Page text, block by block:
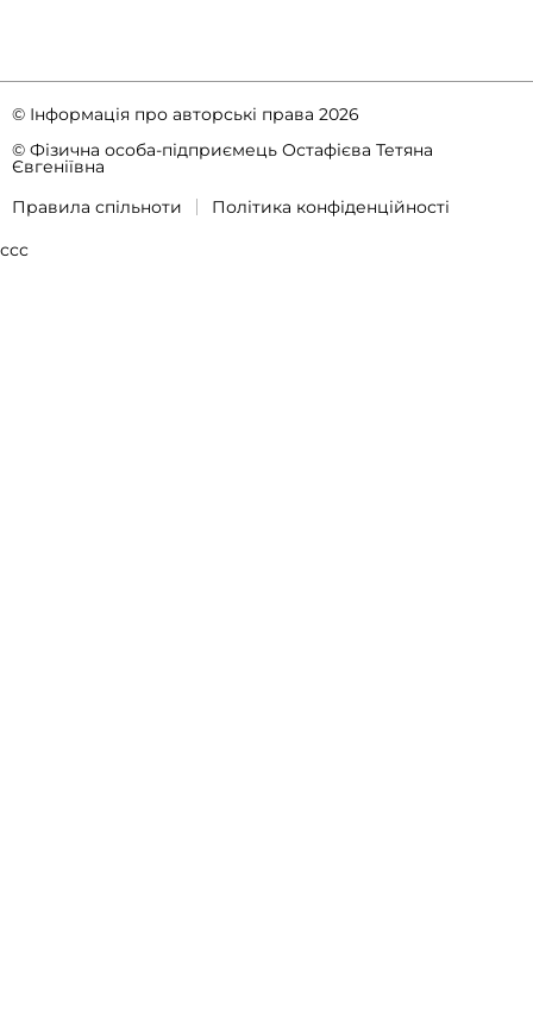
© Інформація про авторські права 2026
© Фізична особа-підприємець Остафієва Тетяна
Євгеніївна
Правила спільноти
Політика конфіденційності
ссс